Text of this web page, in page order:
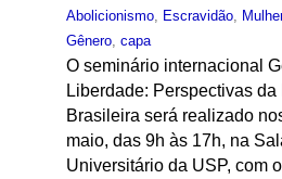
Abolicionismo, Escravidão, Mulher
Gênero, capa
O seminário internacional
Liberdade: Perspectivas
Brasileira será realizado
maio, das 9h às 17h, na
Universitário da USP, com